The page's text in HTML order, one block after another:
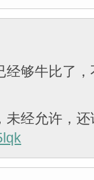
经够牛比了
未经允许，